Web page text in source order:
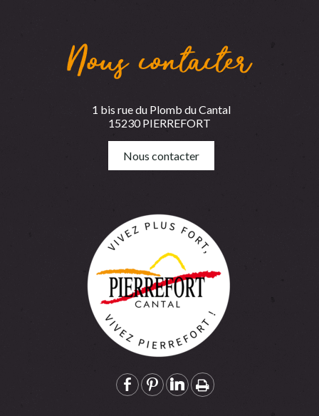
Nous contacter
1 bis rue du Plomb du Cantal
15230 PIERREFORT
Nous contacter